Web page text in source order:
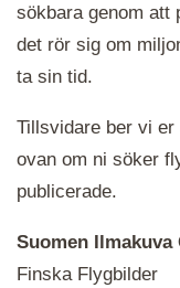
sökbara genom att
det rör sig om
ta sin tid.
Tillsvidare ber vi
ovan om ni söker
publicerade.
Suomen Ilmakuva
Finska Flygbilder